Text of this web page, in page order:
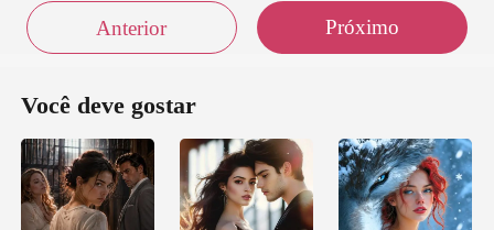
Anterior Próximo
Você deve gostar